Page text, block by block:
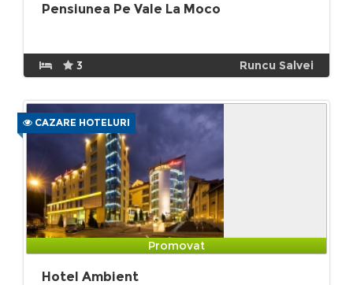
Pensiunea Pe Vale La Moco
3 Runcu Salvei
CAZARE HOTELURI
Promovat
Hotel Ambient